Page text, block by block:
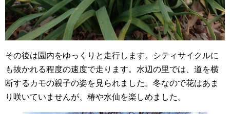
その後は園内をゆっくりと走行します。シティサイクルに
も抜かれる程度の速度で走ります。水辺の里では、道を横
断するカモの親子の姿を見られました。冬なので花はあま
り咲いていませんが、椿や水仙を楽しめました。